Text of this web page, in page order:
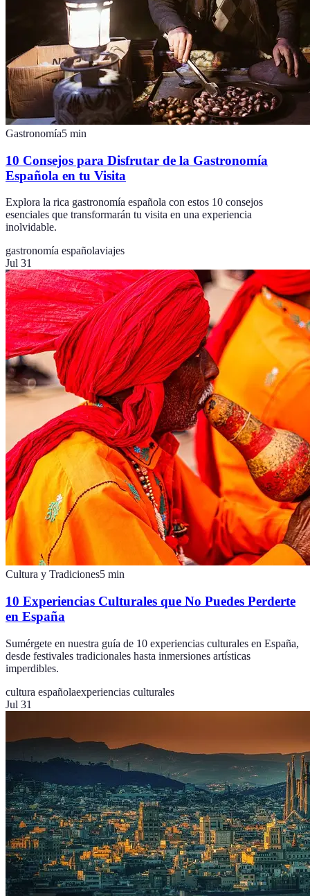
Gastronomía5 min
10 Consejos para Disfrutar de la Gastronomía
Española en tu Visita
Explora la rica gastronomía española con estos 10 consejos
esenciales que transformarán tu visita en una experiencia
inolvidable.
gastronomía españolaviajes
Jul 31
Cultura y Tradiciones5 min
10 Experiencias Culturales que No Puedes Perderte
en España
Sumérgete en nuestra guía de 10 experiencias culturales en España,
desde festivales tradicionales hasta inmersiones artísticas
imperdibles.
cultura españolaexperiencias culturales
Jul 31